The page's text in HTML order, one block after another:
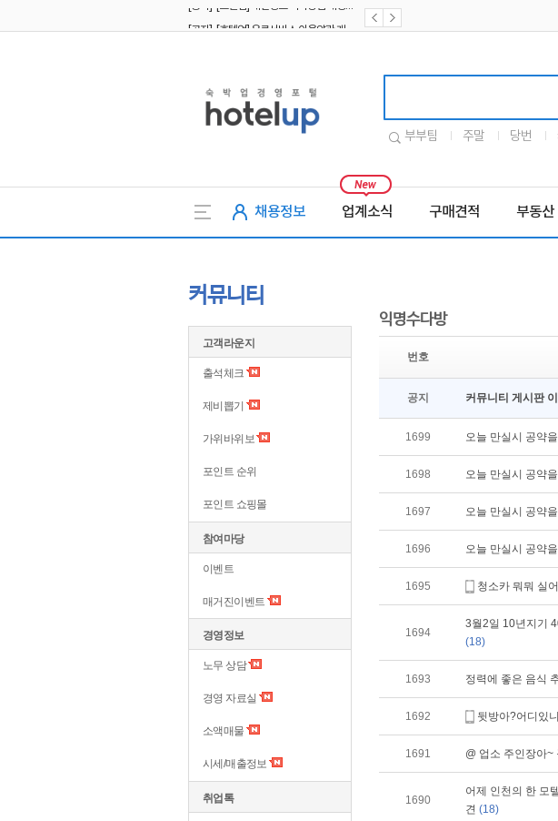
부부팀 주말 당번
채용정보 업계소식 구매견적 부동산
커뮤니티
고객라운지
출석체크
제비뽑기
가위바위보
포인트 순위
포인트 쇼핑몰
참여마당
이벤트
매거진이벤트
경영정보
노무 상담
경영 자료실
소액매물
시세/매출정보
취업톡
익명수다방
번호
공지 커뮤니티 게시판
1699 오늘 만실시 공약
1698 오늘 만실시 공약
1697 오늘 만실시 공약
1696 오늘 만실시 공약
1695 청소카 뭐뭐 실
1694
3월2일 10년지기
(18)
1693 정력에 좋은 음식
1692 뒷방아?어디있
1691 @ 업소 주인장아~
1690
어제 인천의 한 모
견 (18)